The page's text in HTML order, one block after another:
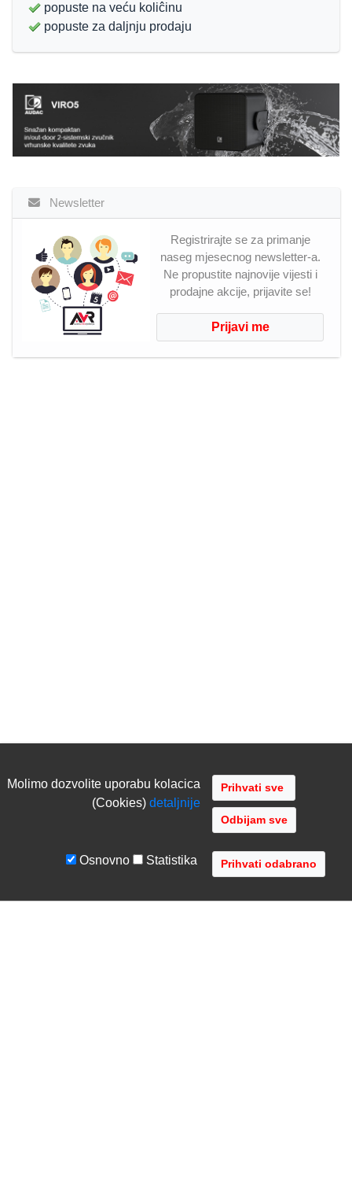
popuste na veću koliĉinu
popuste za daljnju prodaju
Newsletter
Registrirajte se za primanje
naseg mjesecnog newsletter-a.
Ne propustite najnovije vijesti i
prodajne akcije, prijavite se!
Prijavi me
Molimo dozvolite uporabu kolacica
(Cookies)detaljnije
Odbijam sve
Osnovno Statistika